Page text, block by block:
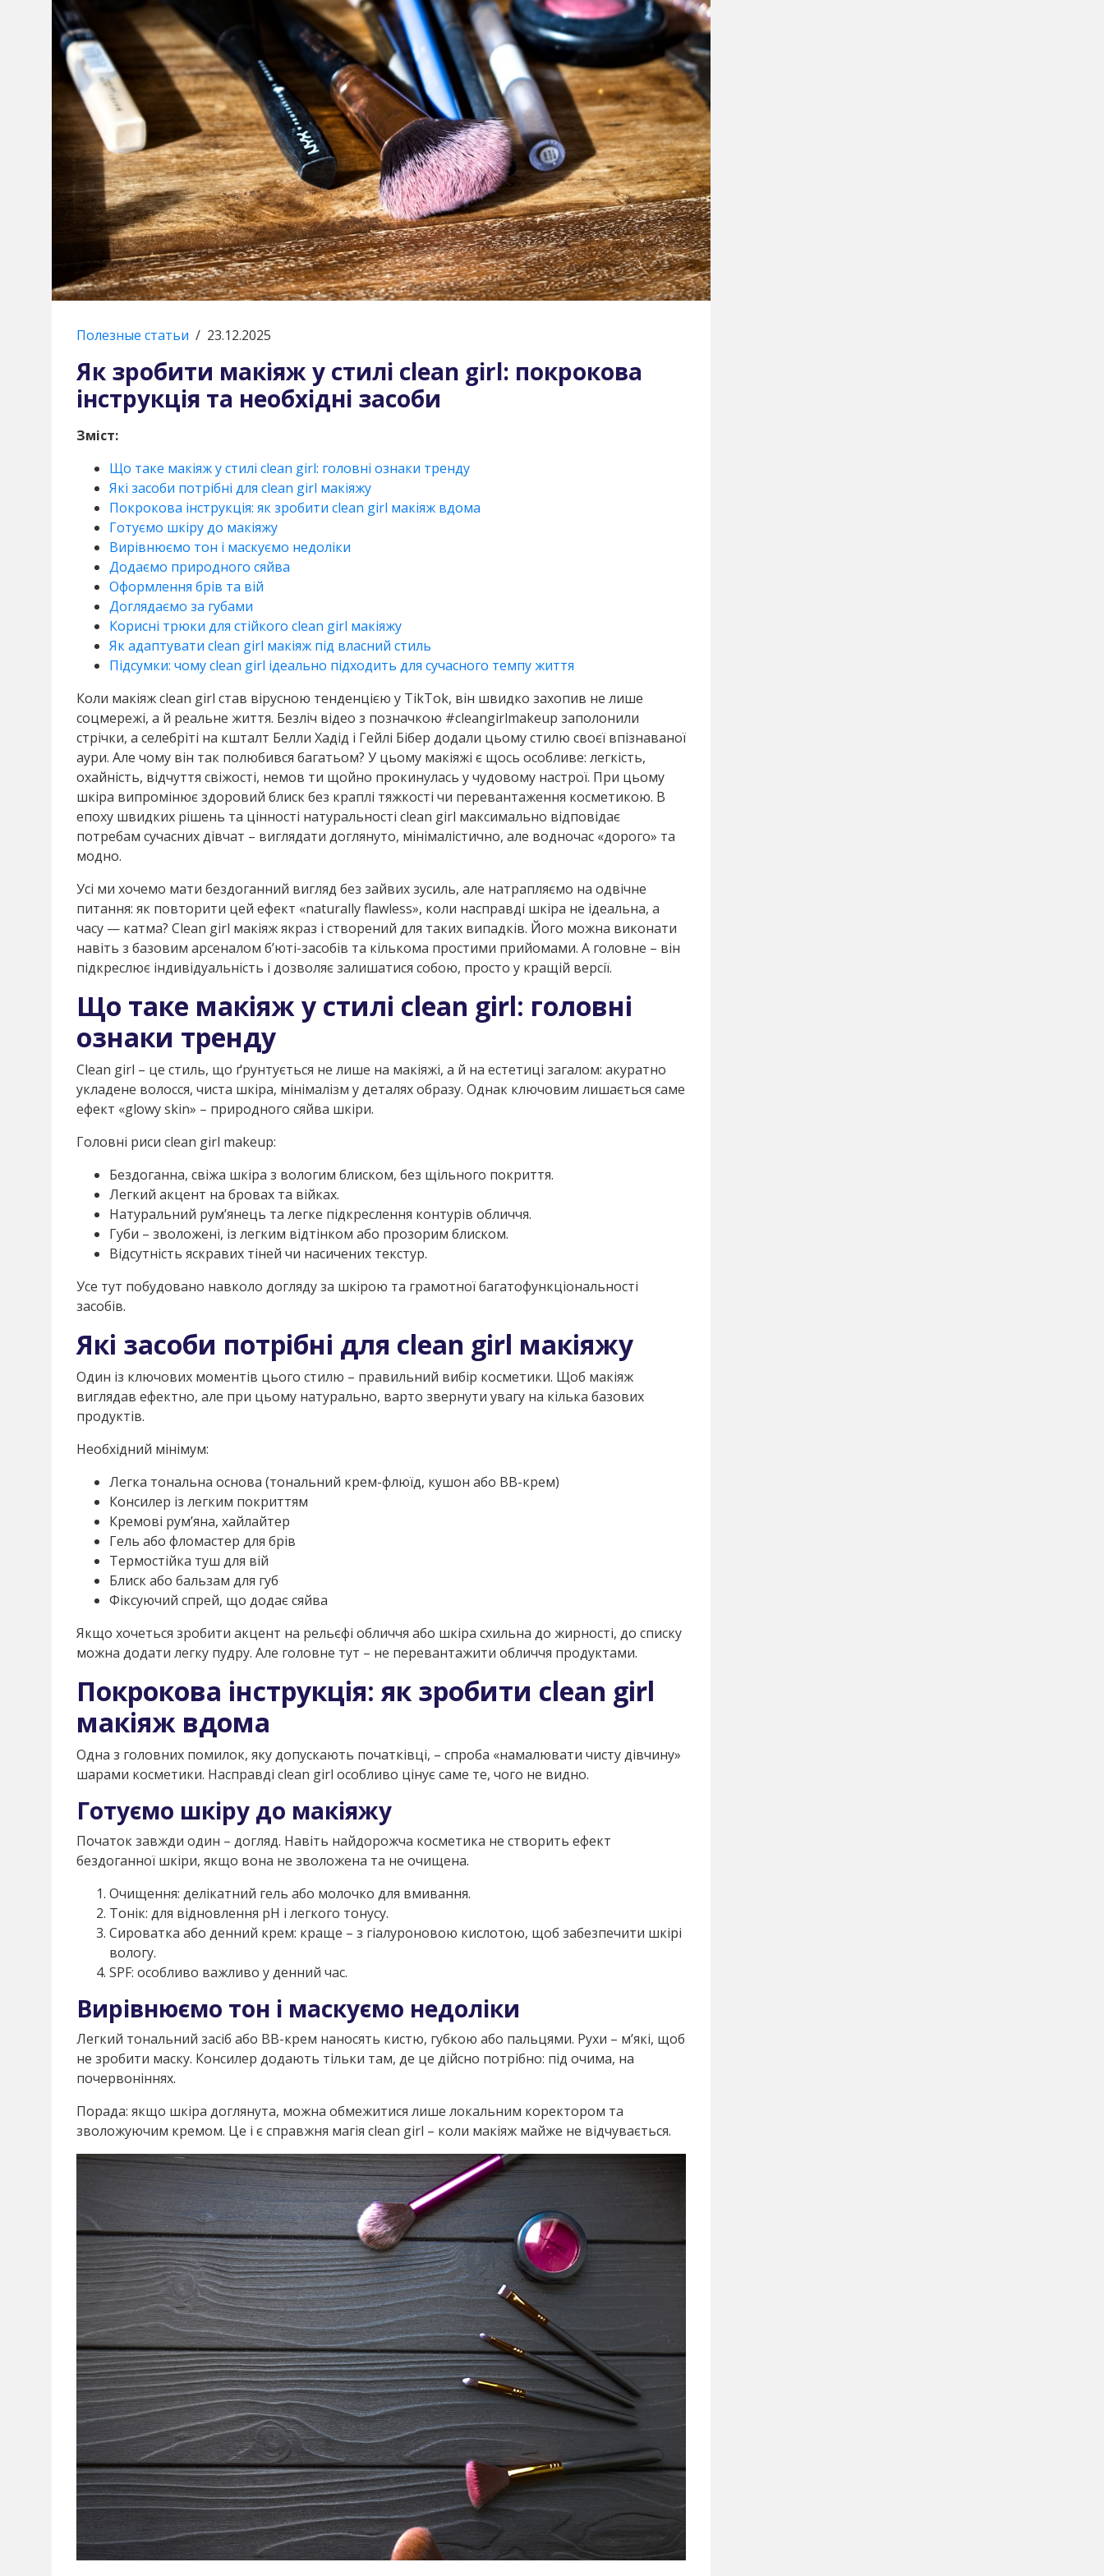
Полезные статьи / 23.12.2025
Як зробити макіяж у стилі clean girl: покрокова
інструкція та необхідні засоби
Зміст:
Що таке макіяж у стилі clean girl: головні ознаки тренду
Які засоби потрібні для clean girl макіяжу
Покрокова інструкція: як зробити clean girl макіяж вдома
Готуємо шкіру до макіяжу
Вирівнюємо тон і маскуємо недоліки
Додаємо природного сяйва
Оформлення брів та вій
Доглядаємо за губами
Корисні трюки для стійкого clean girl макіяжу
Як адаптувати clean girl макіяж під власний стиль
Підсумки: чому clean girl ідеально підходить для сучасного темпу життя
Коли макіяж clean girl став вірусною тенденцією у TikTok, він швидко захопив не лише
соцмережі, а й реальне життя. Безліч відео з позначкою #cleangirlmakeup заполонили
стрічки, а селебріті на кшталт Белли Хадід і Гейлі Бібер додали цьому стилю своєї впізнаваної
аури. Але чому він так полюбився багатьом? У цьому макіяжі є щось особливе: легкість,
охайність, відчуття свіжості, немов ти щойно прокинулась у чудовому настрої. При цьому
шкіра випромінює здоровий блиск без краплі тяжкості чи перевантаження косметикою. В
епоху швидких рішень та цінності натуральності clean girl максимально відповідає
потребам сучасних дівчат – виглядати доглянуто, мінімалістично, але водночас «дорого» та
модно.
Усі ми хочемо мати бездоганний вигляд без зайвих зусиль, але натрапляємо на одвічне
питання: як повторити цей ефект «naturally flawless», коли насправді шкіра не ідеальна, а
часу — катма? Clean girl макіяж якраз і створений для таких випадків. Його можна виконати
навіть з базовим арсеналом б’юті-засобів та кількома простими прийомами. А головне – він
підкреслює індивідуальність і дозволяє залишатися собою, просто у кращій версії.
Що таке макіяж у стилі clean girl: головні
ознаки тренду
Clean girl – це стиль, що ґрунтується не лише на макіяжі, а й на естетиці загалом: акуратно
укладене волосся, чиста шкіра, мінімалізм у деталях образу. Однак ключовим лишається саме
ефект «glowy skin» – природного сяйва шкіри.
Головні риси clean girl makeup:
Бездоганна, свіжа шкіра з вологим блиском, без щільного покриття.
Легкий акцент на бровах та війках.
Натуральний рум’янець та легке підкреслення контурів обличчя.
Губи – зволожені, із легким відтінком або прозорим блиском.
Відсутність яскравих тіней чи насичених текстур.
Усе тут побудовано навколо догляду за шкірою та грамотної багатофункціональності
засобів.
Які засоби потрібні для clean girl макіяжу
Один із ключових моментів цього стилю – правильний вибір косметики. Щоб макіяж
виглядав ефектно, але при цьому натурально, варто звернути увагу на кілька базових
продуктів.
Необхідний мінімум:
Легка тональна основа (тональний крем-флюїд, кушон або BB-крем)
Консилер із легким покриттям
Кремові рум’яна, хайлайтер
Гель або фломастер для брів
Термостійка туш для вій
Блиск або бальзам для губ
Фіксуючий спрей, що додає сяйва
Якщо хочеться зробити акцент на рельєфі обличчя або шкіра схильна до жирності, до списку
можна додати легку пудру. Але головне тут – не перевантажити обличчя продуктами.
Покрокова інструкція: як зробити clean girl
макіяж вдома
Одна з головних помилок, яку допускають початківці, – спроба «намалювати чисту дівчину»
шарами косметики. Насправді clean girl особливо цінує саме те, чого не видно.
Готуємо шкіру до макіяжу
Початок завжди один – догляд. Навіть найдорожча косметика не створить ефект
бездоганної шкіри, якщо вона не зволожена та не очищена.
Очищення: делікатний гель або молочко для вмивання.
Тонік: для відновлення pH і легкого тонусу.
Сироватка або денний крем: краще – з гіалуроновою кислотою, щоб забезпечити шкірі
вологу.
SPF: особливо важливо у денний час.
Вирівнюємо тон і маскуємо недоліки
Легкий тональний засіб або BB-крем наносять кистю, губкою або пальцями. Рухи – м’які, щоб
не зробити маску. Консилер додають тільки там, де це дійсно потрібно: під очима, на
почервоніннях.
Порада: якщо шкіра доглянута, можна обмежитися лише локальним коректором та
зволожуючим кремом. Це і є справжня магія clean girl – коли макіяж майже не відчувається.